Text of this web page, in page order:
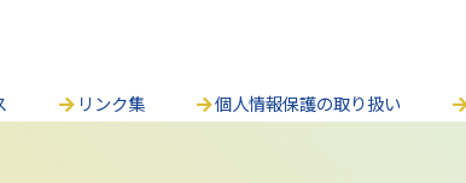
リンク集 個人情報保護の取り扱い